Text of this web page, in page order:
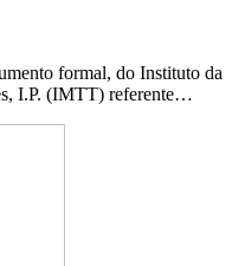
formal, do Instituto da
I.P. (IMTT) referente…